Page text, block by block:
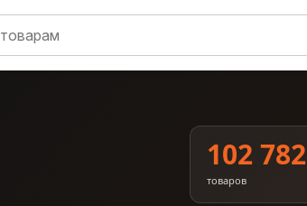
102 782
товаров